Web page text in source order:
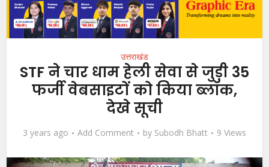
उत्तराखंड
STF ने चार धाम हेली सेवा से जुड़ी 35
फर्जी वेबसाइटों को किया ब्लॉक,
देखे सूची
3 years ago Add Comment by Subodh Bhatt 9 Views